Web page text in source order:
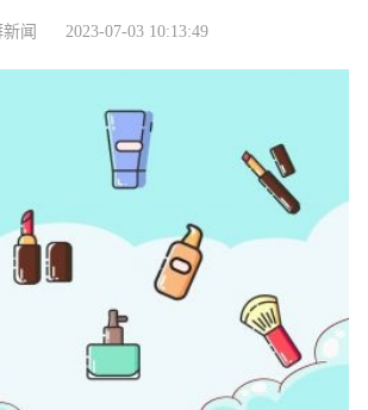
闻 2023-07-03 10:13:49